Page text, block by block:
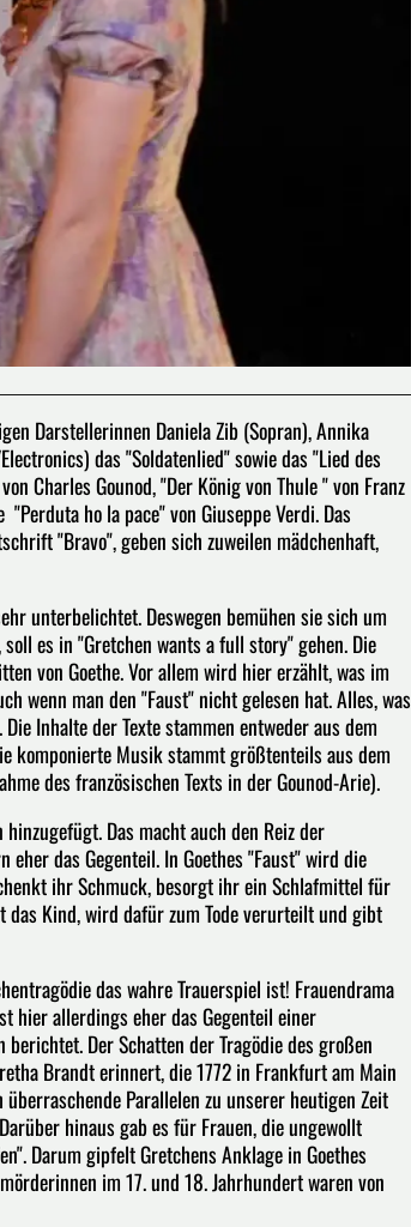
Darstellerinnen Daniela Zib (Sopran), Annika
das "Soldatenlied" sowie das "Lied des
Charles Gounod, "Der König von Thule " von Franz
ho la pace" von Giuseppe Verdi. Das
"Bravo", geben sich zuweilen mädchenhaft,
unterbelichtet. Deswegen bemühen sie sich um
es in "Gretchen wants a full story" gehen. Die
von Goethe. Vor allem wird hier erzählt, was im
wenn man den "Faust" nicht gelesen hat. Alles, was
Inhalte der Texte stammen entweder aus dem
komponierte Musik stammt größtenteils aus dem
des französischen Texts in der Gounod-Arie).
Das macht auch den Reiz der
das Gegenteil. In Goethes "Faust" wird die
ihr Schmuck, besorgt ihr ein Schlafmittel für
Kind, wird dafür zum Tode verurteilt und gibt
das wahre Trauerspiel ist! Frauendrama
hier allerdings eher das Gegenteil einer
Der Schatten der Tragödie des großen
Brandt erinnert, die 1772 in Frankfurt am Main
Parallelen zu unserer heutigen Zeit
hinaus gab es für Frauen, die ungewollt
Darum gipfelt Gretchens Anklage in Goethes
im 17. und 18. Jahrhundert waren von